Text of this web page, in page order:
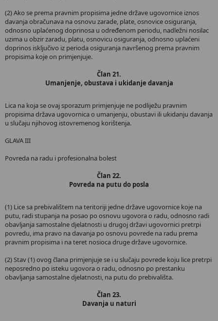
(2) Ako se prema pravnim propisima jedne države ugovornice iznos
davanja obračunava na osnovu zarade, plate, osnovice osiguranja,
odnosno uplaćenog doprinosa u određenom periodu, nadležni nosilac
uzima u obzir zaradu, platu, osnovicu osiguranja, odnosno uplaćeni
doprinos isključivo iz perioda osiguranja navršenog prema pravnim
propisima koje on primjenjuje.
Član 21.
Umanjenje, obustava i ukidanje davanja
Lica na koja se ovaj sporazum primjenjuje ne podliježu pravnim
propisima država ugovornica o umanjenju, obustavi ili ukidanju davanja
u slučaju njihovog istovremenog korištenja.
GLAVA III
Povreda na radu i profesionalna bolest
Član 22.
Povreda na putu do posla
(1) Lice sa prebivalištem na teritoriji jedne države ugovornice koje na
putu, radi stupanja na posao po osnovu ugovora o radu, odnosno radi
obavljanja samostalne djelatnosti u drugoj državi ugovornici pretrpi
povredu, ima pravo na davanja po osnovu povrede na radu prema
pravnim propisima i na teret nosioca druge države ugovornice.
(2) Stav (1) ovog člana primjenjuje se i u slučaju povrede koju lice pretrpi
neposredno po isteku ugovora o radu, odnosno po prestanku
obavljanja samostalne djelatnosti, na putu do prebivališta.
Član 23.
Davanja u naturi